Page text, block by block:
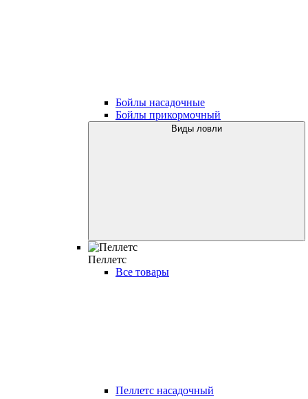
Бойлы насадочные
Бойлы прикормочный
Виды ловли
Пеллетс
Все товары
Пеллетс насадочный